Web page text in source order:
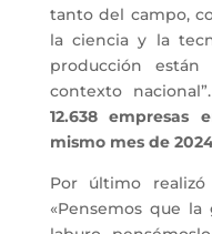
tanto del campo,
la ciencia y la
producción
contexto nacional”.
12.638 empresas
mismo mes de
Por último
«Pensemos que